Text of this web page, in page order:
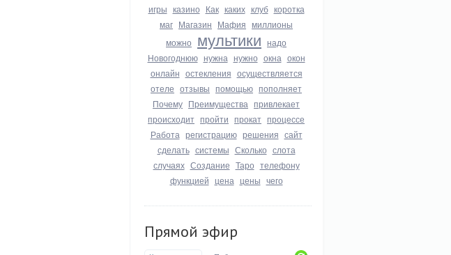
игры казино Как каких клуб коротка
маг Магазин Мафия миллионы
можно мультики надо
Новогоднюю нужна нужно окна окон
онлайн остекления осуществляется
отеле отзывы помощью пополняет
Почему Преимущества привлекает
происходит пройти прокат процессе
Работа регистрацию решения сайт
сделать системы Сколько слота
случаях Создание Таро телефону
функцией цена цены чего
Прямой эфир